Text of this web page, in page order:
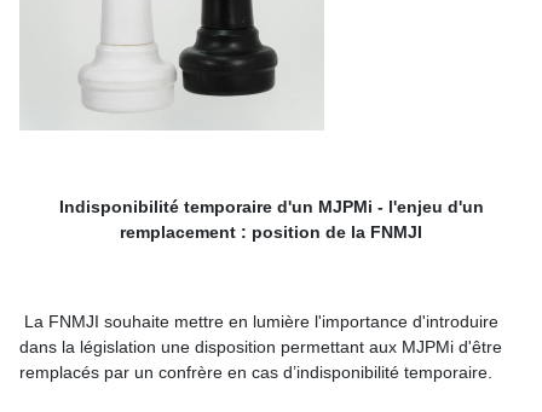
Indisponibilité temporaire d'un MJPMi - l'enjeu d'un
remplacement : position de la FNMJI
La FNMJI souhaite mettre en lumière l'importance d'introduire
dans la législation une disposition permettant aux MJPMi d'être
remplacés par un confrère en cas d’indisponibilité temporaire.